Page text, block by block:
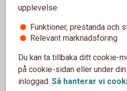
Webb Standard 2000x1210 -
pratapengar
Ung ekonomi
Att ge barn och unga en tro både
upplevelse:
Funktioner, prestanda och
Relevant marknadsföring
Du kan ta tillbaka ditt cookie-
på cookie-sidan eller under
inloggad. Så hanterar vi